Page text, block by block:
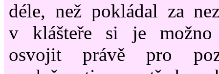
déle, než pokládal za
v klášteře si je možno
osvojit právě pro